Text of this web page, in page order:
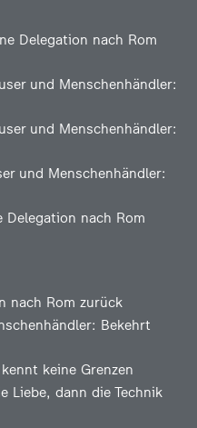
Delegation nach Rom
und Menschenhändler:
und Menschenhändler:
und Menschenhändler:
nach Rom
nach Rom zurück
Bekehrt
keine Grenzen
Liebe, dann die Technik